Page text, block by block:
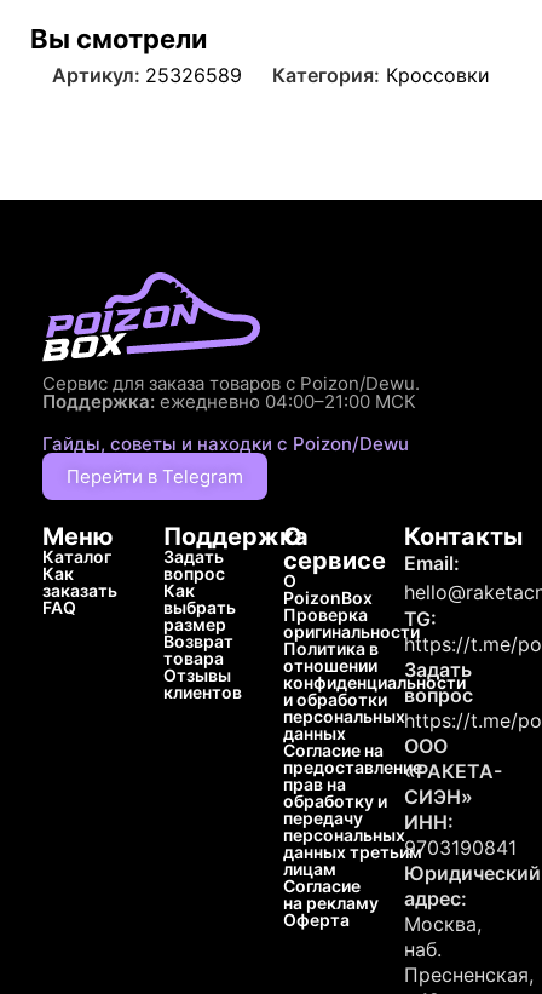
Вы смотрели
Артикул: 25326589 Категория: Кроссовки
Сервис для заказа товаров с Poizon/Dewu.
Поддержка: ежедневно 04:00–21:00 МСК
Гайды, советы и находки с Poizon/Dewu
Перейти в Telegram
Меню
Каталог
Как
заказать
FAQ
Поддержка
Задать
вопрос
Как
выбрать
размер
Возврат
товара
Отзывы
клиентов
О
сервисе
О
PoizonBox
Проверка
оригинальности
Политика в
отношении
конфиденциальности
и обработки
персональных
данных
Согласие на
предоставление
прав на
обработку и
передачу
персональных
данных третьим
лицам
Согласие
на рекламу
Оферта
Контакты
Email:
TG:
https://t.me/
Задать
вопрос
https://t.me/
ООО
«РАКЕТА-
СИЭН»
ИНН:
9703190841
Юридический
адрес:
Москва,
наб.
Пресненская,